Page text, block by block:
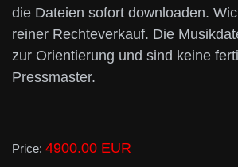
die Dateien sofort downloaden.
reiner Rechteverkauf. Die
zur Orientierung und sind keine
Pressmaster.
Price: 4900.00 EUR